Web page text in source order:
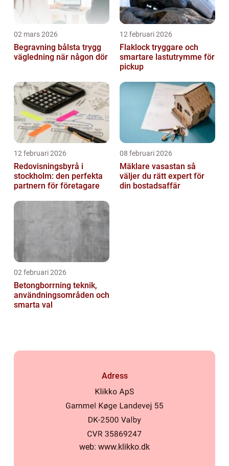
02 mars 2026
Begravning bålsta trygg
vägledning när någon dör
12 februari 2026
Flaklock tryggare och
smartare lastutrymme för
pickup
12 februari 2026
Redovisningsbyrå i
stockholm: den perfekta
partnern för företagare
08 februari 2026
Mäklare vasastan så
väljer du rätt expert för
din bostadsaffär
02 februari 2026
Betongborrning teknik,
användningsområden och
smarta val
Adress
web: www.klikko.dk